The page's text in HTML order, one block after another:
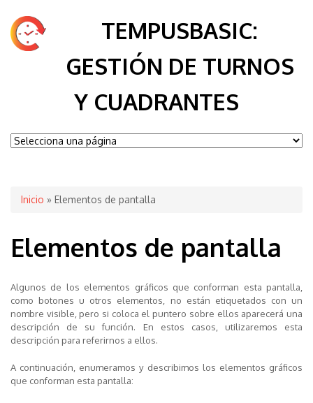
TEMPUSBASIC:
GESTIÓN DE TURNOS
Y CUADRANTES
Se encuentra usted aquí
Inicio » Elementos de pantalla
Elementos de pantalla
Algunos de los elementos gráficos que conforman esta pantalla,
como botones u otros elementos, no están etiquetados con un
nombre visible, pero si coloca el puntero sobre ellos aparecerá una
descripción de su función. En estos casos, utilizaremos esta
descripción para referirnos a ellos.
A continuación, enumeramos y describimos los elementos gráficos
que conforman esta pantalla: